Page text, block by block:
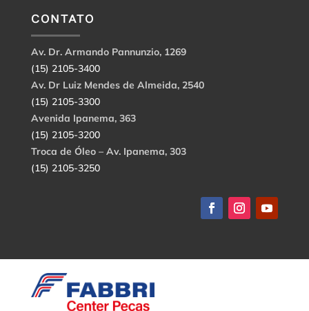
CONTATO
Av. Dr. Armando Pannunzio, 1269
(15) 2105-3400
Av. Dr Luiz Mendes de Almeida, 2540
(15) 2105-3300
Avenida Ipanema, 363
(15) 2105-3200
Troca de Óleo – Av. Ipanema, 303
(15) 2105-3250